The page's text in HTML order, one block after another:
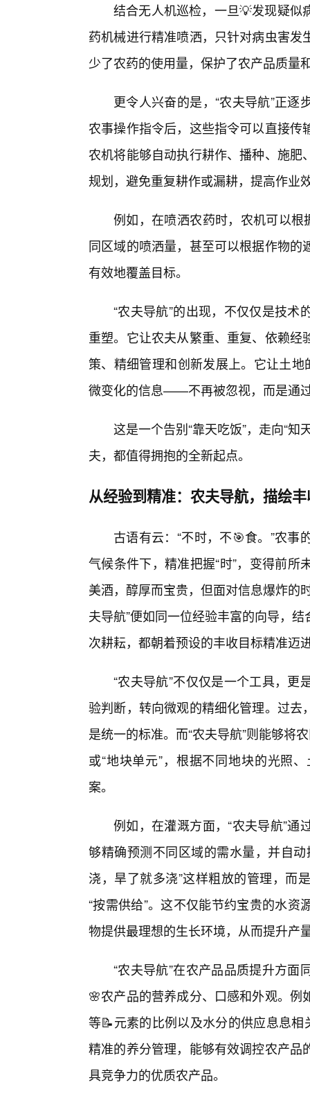
结合无人机巡检，一旦💡发现疑似
药机械进行精准喷洒，只针对病虫害
少了农药的使用量，保护了农产品质量
更令人兴奋的是，“农夫导航”正
农事操作指令后，这些指令可以直接
农机将能够自动执行耕作、播种、施
规划，避免重复耕作或漏耕，提高作业
例如，在喷洒农药时，农机可以根
同区域的喷洒量，甚至可以根据作物
有效地覆盖目标。
“农夫导航”的出现，不仅仅是技
重塑。它让农夫从繁重、重复、依赖
策、精细管理和创新发展上。它让土
微变化的信息——不再被忽视，而是通
这是一个告别“靠天吃饭”，走向“
夫，都值得拥抱的全新起点。
从经验到精准：农夫导航，描绘
古语有云：“不时，不🎯食。”农
气候条件下，精准把握“时”，变得前
美酒，醇厚而宝贵，但面对信息爆炸的
夫导航”便如同一位经验丰富的向导，
次耕耘，都朝着预设的丰收目标精准迈
“农夫导航”不仅仅是一个工具，
验判断，转向微观的精细化管理。过
是统一的标准。而“农夫导航”则能够将
或“地块单元”，根据不同地块的光照
案。
例如，在灌溉方面，“农夫导航”
够精确预测不同区域的需水量，并自
浇，旱了就多浇”这样粗放的管理，而
“按需供给”。这不仅能节约宝贵的水
物提供最理想的生长环境，从而提升产
“农夫导航”在农产品品质提升方
🌸农产品的营养成分、口感和外观。
等📝元素的比例以及水分的供应息息
精准的养分管理，能够有效调控农产
具竞争力的优质农产品。